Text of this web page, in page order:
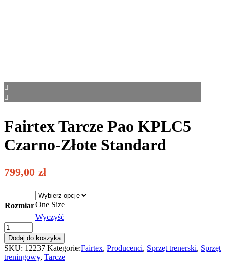
Fairtex Tarcze Pao KPLC5
Czarno-Złote Standard
799,00 zł
RozmiarOne Size
Wyczyść
Fairtex
Tarcze
Pao
KPLC5
Czarno-
Dodaj do koszyka
SKU: 12237 Kategorie:Fairtex, Producenci, Sprzęt trenerski, Sprzęt
treningowy, Tarcze